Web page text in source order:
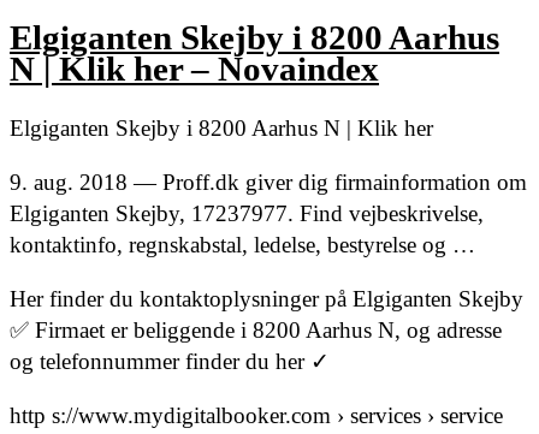
Elgiganten Skejby i 8200 Aarhus
N | Klik her – Novaindex
Elgiganten Skejby i 8200 Aarhus N | Klik her
9. aug. 2018 — Proff.dk giver dig firmainformation om
Elgiganten Skejby, 17237977. Find vejbeskrivelse,
kontaktinfo, regnskabstal, ledelse, bestyrelse og …
Her finder du kontaktoplysninger på Elgiganten Skejby
✅ Firmaet er beliggende i 8200 Aarhus N, og adresse
og telefonnummer finder du her ✓
http s://www.mydigitalbooker.com › services › service